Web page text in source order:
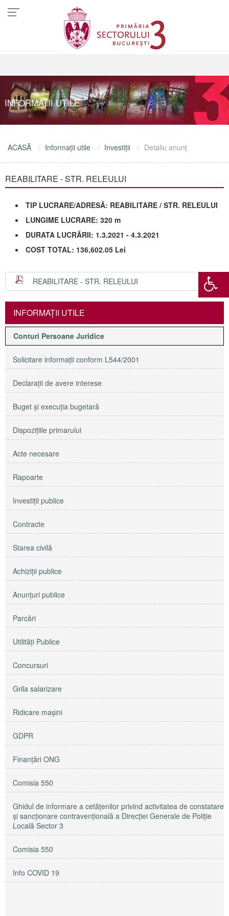
INFORMAŢII UTILE
ACASĂ Informaţii utile Investiţii Detaliu anunţ
REABILITARE - STR. RELEULUI
TIP LUCRARE/ADRESĂ: REABILITARE / STR. RELEULUI
LUNGIME LUCRARE: 320 m
DURATA LUCRĂRII: 1.3.2021 - 4.3.2021
COST TOTAL: 136,602.05 Lei
REABILITARE - STR. RELEULUI
INFORMAŢII UTILE
Conturi Persoane Juridice
Solicitare informaţii conform L544/2001
Declaraţii de avere interese
Buget şi execuţia bugetară
Dispoziţiile primarului
Acte necesare
Rapoarte
Investiţii publice
Contracte
Starea civilă
Achiziţii publice
Anunţuri publice
Parcări
Utilităţi Publice
Concursuri
Grila salarizare
Ridicare maşini
GDPR
Finanțări ONG
Comisia 550
Ghidul de informare a cetățenilor privind activitatea de constatare
și sancționare contravențională a Direcției Generale de Poliție
Locală Sector 3
Comisia 550
Info COVID 19